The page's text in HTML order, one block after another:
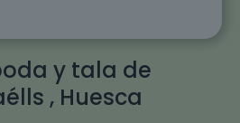
y tala de
, Huesca